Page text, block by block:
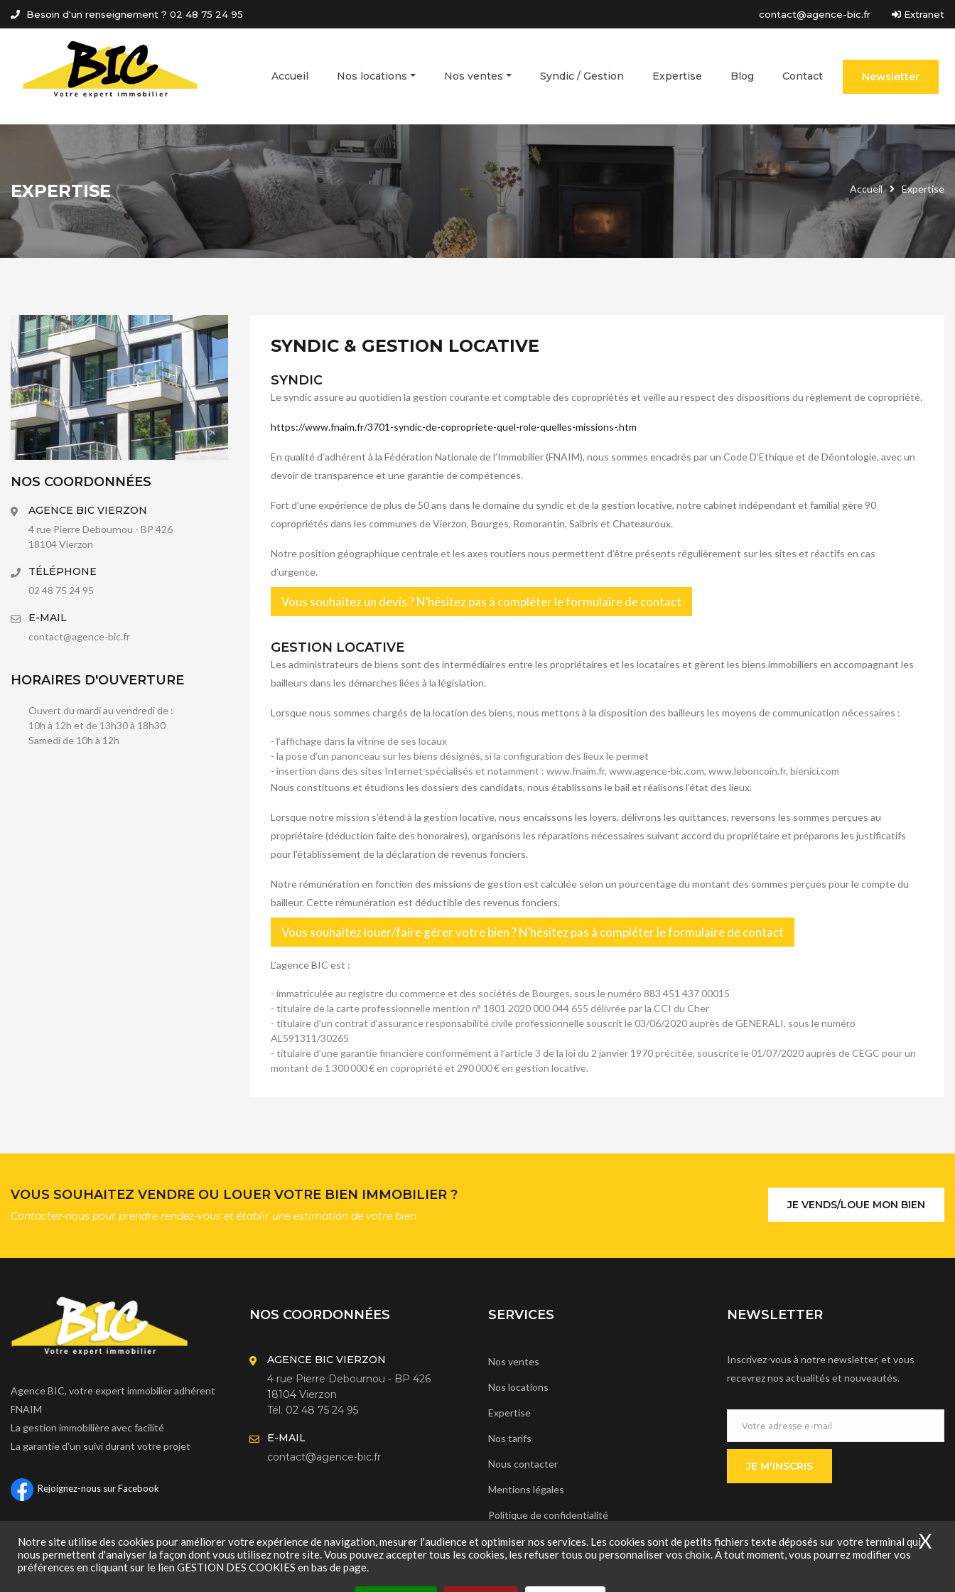
Panneau de gestion des cookies
Notre site utilise des cookies pour améliorer votre expérience de navigation, mesurer l'audience et optimiser nos services. Les cookies sont de petits fichiers texte déposés sur votre terminal qui
nous permettent d'analyser la façon dont vous utilisez notre site. Vous pouvez accepter tous les cookies, les refuser tous ou personnaliser vos choix. À tout moment, vous pourrez modifier vos
préférences en cliquant sur le lien GESTION DES COOKIES en bas de page.
X
Besoin d'un renseignement ? 02 48 75 24 95 contact@agence-bic.fr Extranet
Accueil Nos locations Nos ventes Syndic / Gestion Expertise Blog Contact Newsletter
EXPERTISE Accueil Expertise
NOS COORDONNÉES
AGENCE BIC VIERZON
4 rue Pierre Debournou - BP 426
18104 Vierzon
TÉLÉPHONE
02 48 75 24 95
E-MAIL
contact@agence-bic.fr
HORAIRES D'OUVERTURE
Ouvert du mardi au vendredi de :
10h à 12h et de 13h30 à 18h30
Samedi de 10h à 12h
SYNDIC & GESTION LOCATIVE
SYNDIC
Le syndic assure au quotidien la gestion courante et comptable des copropriétés et veille au respect des dispositions du règlement de copropriété.
https://www.fnaim.fr/3701-syndic-de-copropriete-quel-role-quelles-missions-.htm
En qualité d’adhérent à la Fédération Nationale de l’Immobilier (FNAIM), nous sommes encadrés par un Code D’Ethique et de Déontologie, avec un
devoir de transparence et une garantie de compétences.
Fort d’une expérience de plus de 50 ans dans le domaine du syndic et de la gestion locative, notre cabinet indépendant et familial gère 90
copropriétés dans les communes de Vierzon, Bourges, Romorantin, Salbris et Chateauroux.
Notre position géographique centrale et les axes routiers nous permettent d’être présents régulièrement sur les sites et réactifs en cas
d’urgence.
Vous souhaitez un devis ? N’hésitez pas à compléter le formulaire de contact
GESTION LOCATIVE
Les administrateurs de biens sont des intermédiaires entre les propriétaires et les locataires et gèrent les biens immobiliers en accompagnant les
bailleurs dans les démarches liées à la législation.
Lorsque nous sommes chargés de la location des biens, nous mettons à la disposition des bailleurs les moyens de communication nécessaires :
- l’affichage dans la vitrine de ses locaux
- la pose d’un panonceau sur les biens désignés, si la configuration des lieux le permet
- insertion dans des sites Internet spécialisés et notamment : www.fnaim.fr, www.agence-bic.com, www.leboncoin.fr, bienici.com
Nous constituons et étudions les dossiers des candidats, nous établissons le bail et réalisons l’état des lieux.
Lorsque notre mission s’étend à la gestion locative, nous encaissons les loyers, délivrons les quittances, reversons les sommes perçues au
propriétaire (déduction faite des honoraires), organisons les réparations nécessaires suivant accord du propriétaire et préparons les justificatifs
pour l’établissement de la déclaration de revenus fonciers.
Notre rémunération en fonction des missions de gestion est calculée selon un pourcentage du montant des sommes perçues pour le compte du
bailleur. Cette rémunération est déductible des revenus fonciers.
Vous souhaitez louer/faire gérer votre bien ? N’hésitez pas à compléter le formulaire de contact
L’agence BIC est :
- immatriculée au registre du commerce et des sociétés de Bourges, sous le numéro 883 451 437 00015
- titulaire de la carte professionnelle mention n° 1801 2020 000 044 655 délivrée par la CCI du Cher
- titulaire d’un contrat d’assurance responsabilité civile professionnelle souscrit le 03/06/2020 auprès de GENERALI, sous le numéro
AL591311/30265
- titulaire d’une garantie financière conformément à l’article 3 de la loi du 2 janvier 1970 précitée, souscrite le 01/07/2020 auprès de CEGC pour un
montant de 1 300 000 € en copropriété et 290 000 € en gestion locative.
VOUS SOUHAITEZ VENDRE OU LOUER VOTRE BIEN IMMOBILIER ?
Contactez-nous pour prendre rendez-vous et établir une estimation de votre bien
JE VENDS/LOUE MON BIEN
Agence BIC, votre expert immobilier adhérent
FNAIM
La gestion immobilière avec facilité
La garantie d'un suivi durant votre projet
Rejoignez-nous sur Facebook
NOS COORDONNÉES
AGENCE BIC VIERZON
4 rue Pierre Debournou - BP 426
18104 Vierzon
Tél. 02 48 75 24 95
E-MAIL
contact@agence-bic.fr
SERVICES
Nos ventes
Nos locations
Expertise
Nos tarifs
Nous contacter
Mentions légales
Politique de confidentialité
NEWSLETTER
Inscrivez-vous à notre newsletter, et vous
recevrez nos actualités et nouveautés.
JE M'INSCRIS